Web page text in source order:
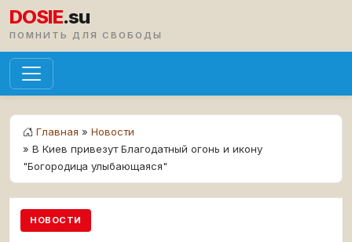
DOSIE.su
ПОМНИТЬ ДЛЯ СВОБОДЫ
Главная » Новости
» В Киев привезут Благодатный огонь и икону
"Богородица улыбающаяся"
НОВОСТИ